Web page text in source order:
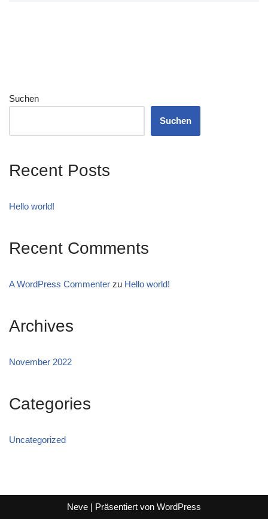
Suchen
Suchen
Recent Posts
Hello world!
Recent Comments
A WordPress Commenter zu Hello world!
Archives
November 2022
Categories
Uncategorized
Neve | Präsentiert von WordPress